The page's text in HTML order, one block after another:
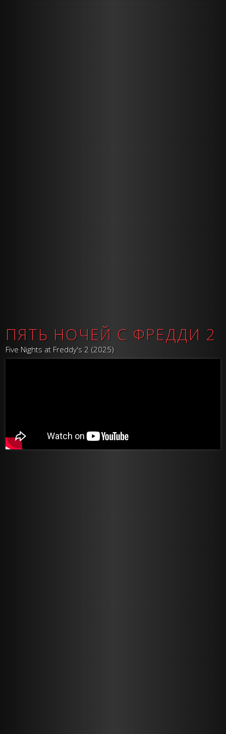
ПЯТЬ НОЧЕЙ С ФРЕДДИ 2
Five Nights at Freddy's 2 (2025)